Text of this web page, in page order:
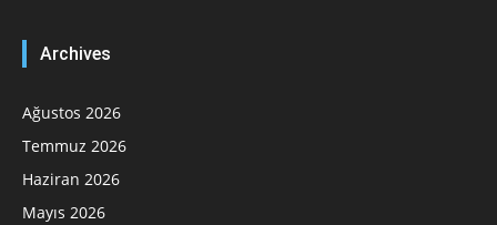
Archives
Ağustos 2026
Temmuz 2026
Haziran 2026
Mayıs 2026